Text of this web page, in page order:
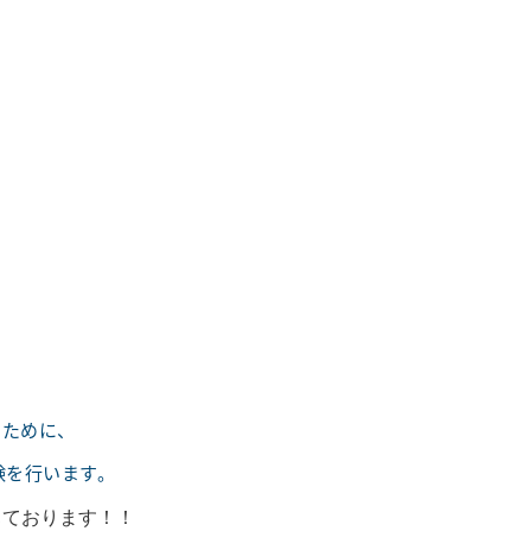
めに、
行います。
おります！！